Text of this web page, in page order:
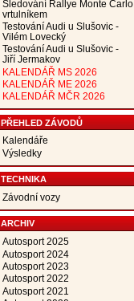
Sledování Rallye Monte Carlo
vrtulníkem
Testování Audi u Slušovic -
Vilém Lovecký
Testování Audi u Slušovic -
Jiří Jermakov
KALENDÁŘ MS 2026
KALENDÁŘ ME 2026
KALENDÁŘ MČR 2026
PŘEHLED ZÁVODŮ
Kalendáře
Výsledky
TECHNIKA
Závodní vozy
ARCHIV
Autosport 2025
Autosport 2024
Autosport 2023
Autosport 2022
Autosport 2021